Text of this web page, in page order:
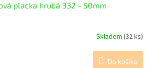
placka hrubá 332 - 50mm
Skladem (32 ks)
Do košíku